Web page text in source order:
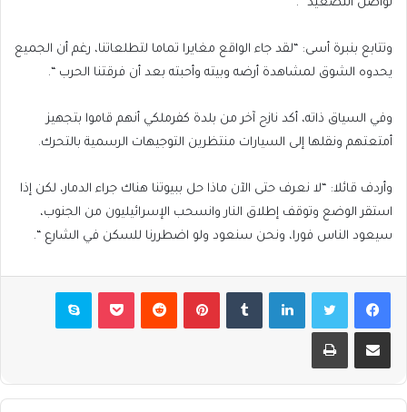
تواصل التصعيد “.
وتتابع بنبرة أسى: “لقد جاء الواقع مغايرا تماما لتطلعاتنا، رغم أن الجميع
يحدوه الشوق لمشاهدة أرضه وبيته وأحبته بعد أن فرقتنا الحرب “.
وفي السياق ذاته، أكد نازح آخر من بلدة كفرملكي أنهم قاموا بتجهيز
أمتعتهم ونقلها إلى السيارات منتظرين التوجيهات الرسمية بالتحرك.
وأردف قائلا: “لا نعرف حتى الآن ماذا حل ببيوتنا هناك جراء الدمار، لكن إذا
استقر الوضع وتوقف إطلاق النار وانسحب الإسرائيليون من الجنوب،
سيعود الناس فورا، ونحن سنعود ولو اضطررنا للسكن في الشارع “.
فيسبوكتويتر لينكدإن بينتيريست بوكيت سكايب
مشاركة عبر البريد طباعة